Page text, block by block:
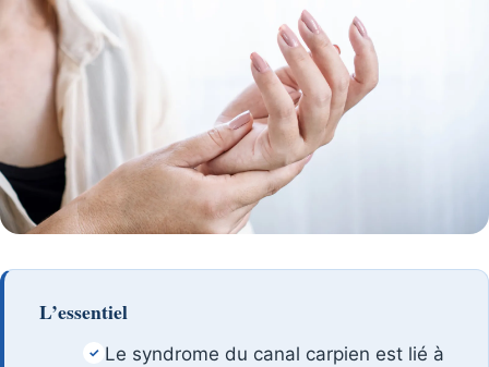
L’essentiel
✓ Le syndrome du canal carpien est lié à